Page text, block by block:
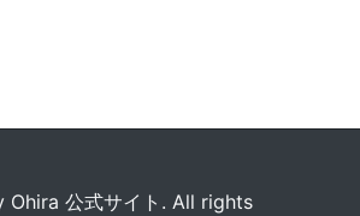
公式サイト. All rights